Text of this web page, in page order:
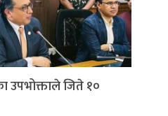
उपभोक्ताले जिते १०